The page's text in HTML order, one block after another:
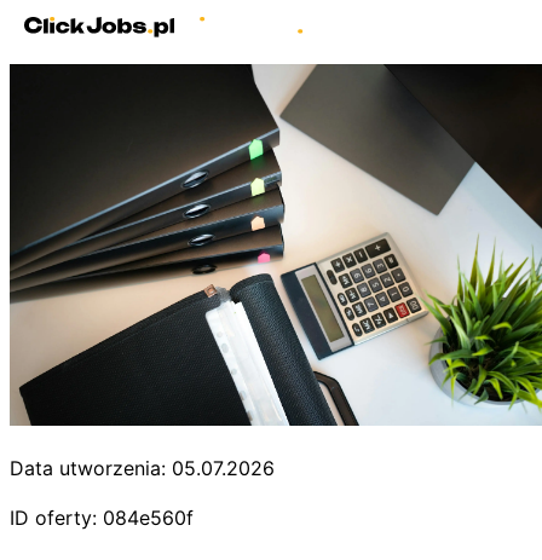
Data utworzenia: 05.07.2026
ID oferty: 084e560f